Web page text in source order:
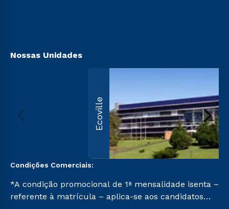
Nossas Unidades
Ecoville
Condições Comerciais:
*A condição promocional de 1ª mensalidade isenta –
referente à matrícula – aplica-se aos candidatos